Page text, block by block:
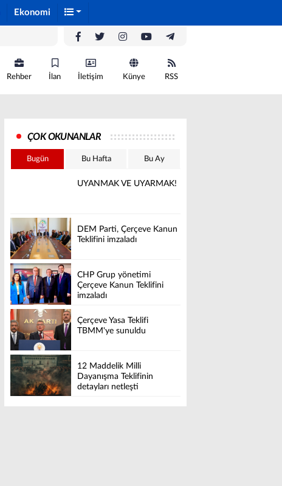
Ekonomi
Rehber İlan İletişim Künye RSS
ÇOK OKUNANLAR
Bugün Bu Hafta Bu Ay
UYANMAK VE UYARMAK!
DEM Parti, Çerçeve Kanun
Teklifini imzaladı
CHP Grup yönetimi
Çerçeve Kanun Teklifini
imzaladı
Çerçeve Yasa Teklifi
TBMM'ye sunuldu
12 Maddelik Milli
Dayanışma Teklifinin
detayları netleşti